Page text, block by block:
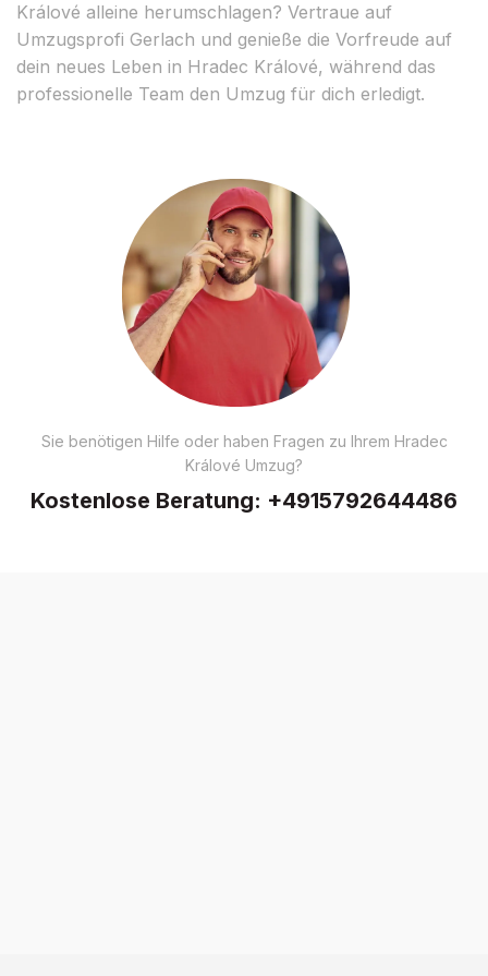
Králové alleine herumschlagen? Vertraue auf
Umzugsprofi Gerlach und genieße die Vorfreude auf
dein neues Leben in Hradec Králové, während das
professionelle Team den Umzug für dich erledigt.
Sie benötigen Hilfe oder haben Fragen zu Ihrem Hradec
Králové Umzug?
Kostenlose Beratung: +4915792644486